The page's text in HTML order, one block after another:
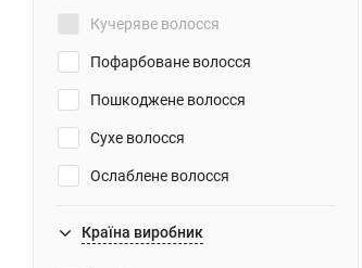
Кучеряве волосся
Пофарбоване волосся
Пошкоджене волосся
Сухе волосся
Ослаблене волосся
Країна виробник